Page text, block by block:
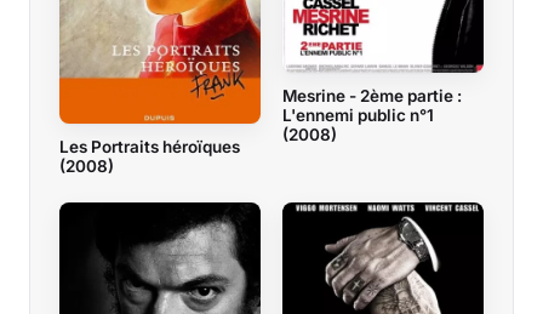
Les Portraits héroïques
(2008)
Mesrine - 2ème partie :
L'ennemi public n°1
(2008)